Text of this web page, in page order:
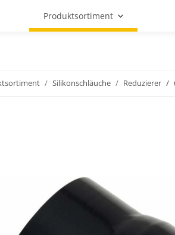
Produktsortiment
Silikonschläuche Reduzierer